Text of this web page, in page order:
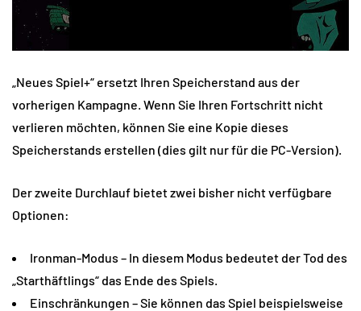
„Neues Spiel+“ ersetzt Ihren Speicherstand aus der
vorherigen Kampagne. Wenn Sie Ihren Fortschritt nicht
verlieren möchten, können Sie eine Kopie dieses
Speicherstands erstellen (dies gilt nur für die PC-Version).
Der zweite Durchlauf bietet zwei bisher nicht verfügbare
Optionen:
Ironman-Modus – In diesem Modus bedeutet der Tod des
„Starthäftlings“ das Ende des Spiels.
Einschränkungen – Sie können das Spiel beispielsweise